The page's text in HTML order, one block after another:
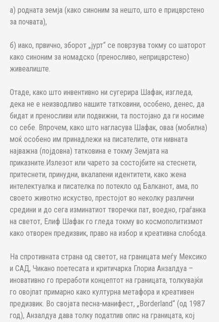
а) родната земја (како синоним за нешто, што е прицврстено
за почвата),
б) иако, првично, зборот „јурт“ се поврзува токму со шаторот
како синоним за номадско (преносливо, неприцврстено)
живеалиште.
Отаде, како што инвентивно ни сугерира Шафак, изгледа,
дека не е неизводливо нашите татковини, особено, денес, да
бидат и преносливи или подвижни, та постојано да ги носиме
со себе. Впрочем, како што нагласува Шафак, оваа (мобилна)
моќ особено им принадлежи на писателите, оти нивната
најважна (појдовна) татковина е токму Земјата на
приказните.Излезот или чарето за состојбите на стеснети,
притеснети, принудни, вкалапени идентитети, како жена
интелектуалка и писателка по потекло од Балканот, ама, по
своето животно искуство, престојот во неколку различни
средини и до сега изминатиот творечки пат, воедно, граѓанка
на светот, Елиф Шафак го гледа токму во космополитизмот
како отворен предизвик, право на избор и креативна слобода.
На спротивната страна од светот, на границата меѓу Мексико
и САД, Чикано поетесата и критичарка Глориа Анзалдуа –
иновативно го преработи концептот на границата, толкувајќи
го овојпат примарно како културна метафора и креативен
предизвик. Во својата песна-манифест, „Borderland“ (од 1987
год), Анзалдуа дава толку податлив опис на границата, кој